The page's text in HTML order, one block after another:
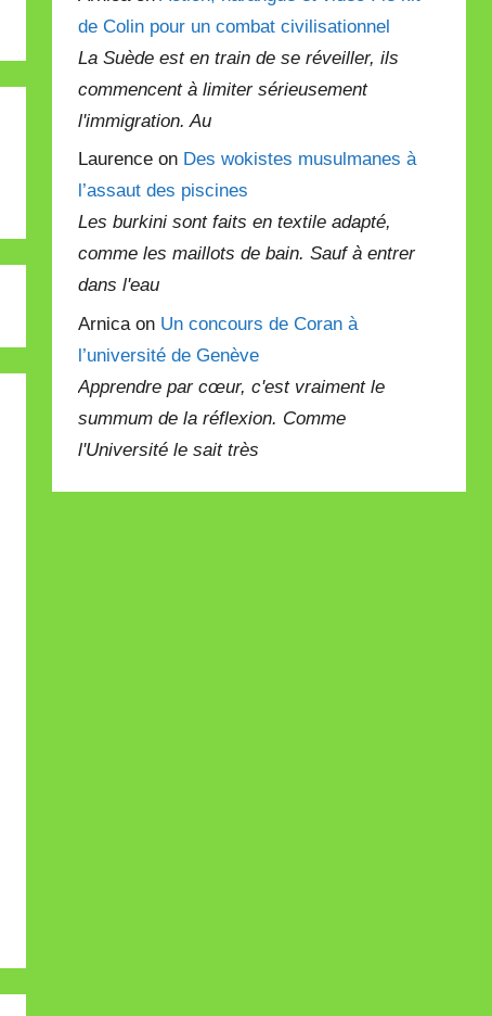
de Colin pour un combat civilisationnel
La Suède est en train de se réveiller, ils
commencent à limiter sérieusement
l'immigration. Au
Laurence on Des wokistes musulmanes à
l’assaut des piscines
Les burkini sont faits en textile adapté,
comme les maillots de bain. Sauf à entrer
dans l'eau
Arnica on Un concours de Coran à
l’université de Genève
Apprendre par cœur, c'est vraiment le
summum de la réflexion. Comme
l'Université le sait très